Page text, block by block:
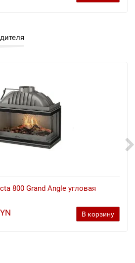
800 Grand Angle угловая
В корзину